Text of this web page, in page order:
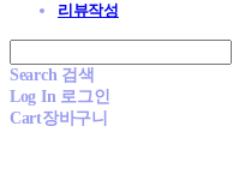
리뷰작성
Search 검색
Log In 로그인
Cart장바구니